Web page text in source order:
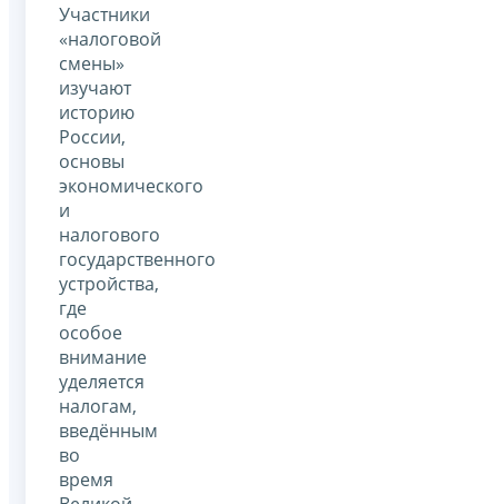
Участники
«налоговой
смены»
изучают
историю
России,
основы
экономического
и
налогового
государственного
устройства,
где
особое
внимание
уделяется
налогам,
введённым
во
время